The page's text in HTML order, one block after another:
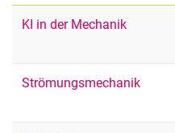
KI in der Mechanik
Strömungsmechanik